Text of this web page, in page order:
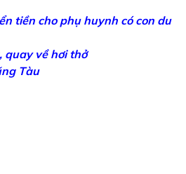
tiền cho phụ huynh có con du
quay về hơi thở
Tàu